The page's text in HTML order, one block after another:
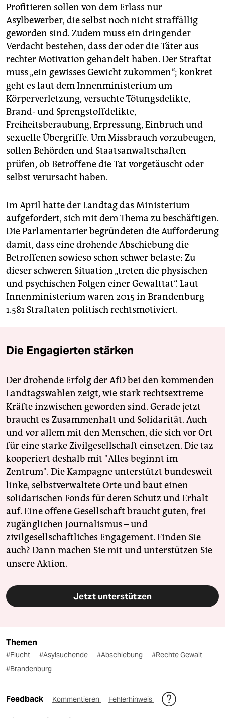
Profitieren sollen von dem Erlass nur
Asylbewerber, die selbst noch nicht straffällig
geworden sind. Zudem muss ein dringender
Verdacht bestehen, dass der oder die Täter aus
rechter Motivation gehandelt haben. Der Straftat
muss „ein gewisses Gewicht zukommen“; konkret
geht es laut dem Innenministerium um
Körperverletzung, versuchte Tötungsdelikte,
Brand- und Sprengstoffdelikte,
Freiheitsberaubung, Erpressung, Einbruch und
sexuelle Übergriffe. Um Missbrauch vorzubeugen,
sollen Behörden und Staatsanwaltschaften
prüfen, ob Betroffene die Tat vorgetäuscht oder
selbst verursacht haben.
Im April hatte der Landtag das Ministerium
aufgefordert, sich mit dem Thema zu beschäftigen.
Die Parlamentarier begründeten die Aufforderung
damit, dass eine drohende Abschiebung die
Betroffenen sowieso schon schwer belaste: Zu
dieser schweren Situation „treten die physischen
und psychischen Folgen einer Gewalttat“. Laut
Innenministerium waren 2015 in Brandenburg
1.581 Straftaten politisch rechtsmotiviert.
Die Engagierten stärken
Der drohende Erfolg der AfD bei den kommenden
Landtagswahlen zeigt, wie stark rechtsextreme
Kräfte inzwischen geworden sind. Gerade jetzt
braucht es Zusammenhalt und Solidarität. Auch
und vor allem mit den Menschen, die sich vor Ort
für eine starke Zivilgesellschaft einsetzen. Die taz
kooperiert deshalb mit "Alles beginnt im
Zentrum". Die Kampagne unterstützt bundesweit
linke, selbstverwaltete Orte und baut einen
solidarischen Fonds für deren Schutz und Erhalt
auf. Eine offene Gesellschaft braucht guten, frei
zugänglichen Journalismus – und
zivilgesellschaftliches Engagement. Finden Sie
auch? Dann machen Sie mit und unterstützen Sie
unsere Aktion.
Jetzt unterstützen
Themen
#Flucht #Asylsuchende #Abschiebung
#Rechte Gewalt
#Brandenburg
Feedback Kommentieren Fehlerhinweis